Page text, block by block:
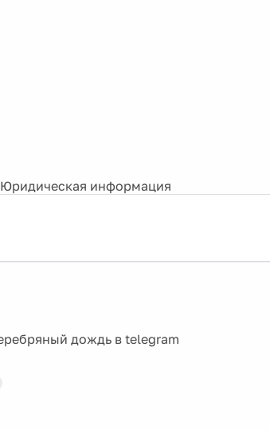
Юридическая информация